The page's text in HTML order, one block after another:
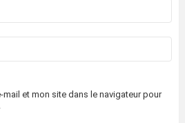
et mon site dans le navigateur pour